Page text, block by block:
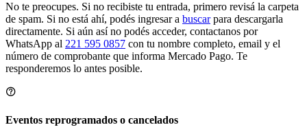
No te preocupes. Si no recibiste tu entrada, primero revisá la carpeta
de spam. Si no está ahí, podés ingresar a buscarpara descargarla
directamente. Si aún así no podés acceder, contactanos por
WhatsApp al 221 595 0857 con tu nombre completo, email y el
número de comprobante que informa Mercado Pago. Te
responderemos lo antes posible.
Eventos reprogramados o cancelados